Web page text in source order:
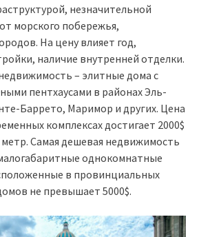
незначительной
морского побережья,
На цену влияет год,
наличие внутренней отделки.
– элитные дома с
пентхаусами в районах Эль-
Баррето, Маримор и других. Цена
комплексах достигает 2000$
Самая дешевая недвижимость
однокомнатные
в провинциальных
не превышает 5000$.